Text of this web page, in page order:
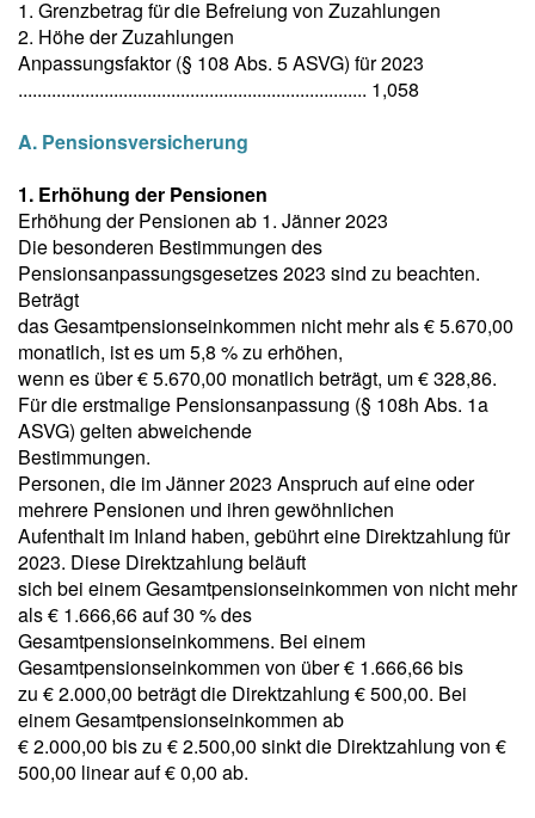
1. Grenzbetrag für die Befreiung von Zuzahlungen
2. Höhe der Zuzahlungen
Anpassungsfaktor (§ 108 Abs. 5 ASVG) für 2023
......................................................................... 1,058
A. Pensionsversicherung
1. Erhöhung der Pensionen
Erhöhung der Pensionen ab 1. Jänner 2023
Die besonderen Bestimmungen des
Pensionsanpassungsgesetzes 2023 sind zu beachten.
Beträgt
das Gesamtpensionseinkommen nicht mehr als € 5.670,00
monatlich, ist es um 5,8 % zu erhöhen,
wenn es über € 5.670,00 monatlich beträgt, um € 328,86.
Für die erstmalige Pensionsanpassung (§ 108h Abs. 1a
ASVG) gelten abweichende
Bestimmungen.
Personen, die im Jänner 2023 Anspruch auf eine oder
mehrere Pensionen und ihren gewöhnlichen
Aufenthalt im Inland haben, gebührt eine Direktzahlung für
2023. Diese Direktzahlung beläuft
sich bei einem Gesamtpensionseinkommen von nicht mehr
als € 1.666,66 auf 30 % des
Gesamtpensionseinkommens. Bei einem
Gesamtpensionseinkommen von über € 1.666,66 bis
zu € 2.000,00 beträgt die Direktzahlung € 500,00. Bei
einem Gesamtpensionseinkommen ab
€ 2.000,00 bis zu € 2.500,00 sinkt die Direktzahlung von €
500,00 linear auf € 0,00 ab.